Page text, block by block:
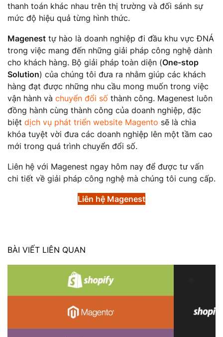
thanh toán khác nhau trên thị trường và đối sánh sự
mức độ hiệu quả từng hình thức.
Magenest tự hào là doanh nghiệp đi đầu khu vực ĐNÁ
trong việc mang đến những giải pháp công nghệ dành
cho khách hàng. Bộ giải pháp toàn diện (One-stop
Solution) của chúng tôi đưa ra nhằm giúp các khách
hàng đạt được những nhu cầu mong muốn trong việc
vận hành và chuyển đổi số thành công. Magenest luôn
đồng hành cùng thành công của doanh nghiệp, đặc
biệt dịch vụ phát triển website Magento sẽ là chìa
khóa tuyệt vời đưa các doanh nghiệp lên một tầm cao
mới trong quá trình chuyển đổi số.
Liên hệ với Magenest ngay hôm nay để được tư vấn
chi tiết về giải pháp công nghệ mà chúng tôi cung cấp.
Liên hệ Magenest
BÀI VIẾT LIÊN QUAN